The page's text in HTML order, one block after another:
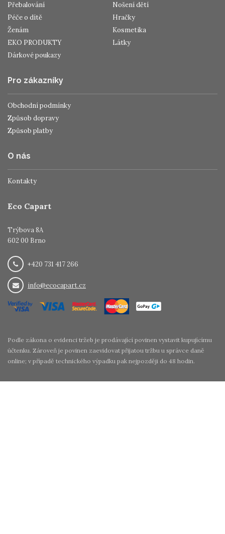
Přebalování
Nošení dětí
Péče o dítě
Hračky
Ženám
Kosmetika
EKO PRODUKTY
Látky
Dárkové poukazy
Pro zákazníky
Obchodní podmínky
Způsob dopravy
Způsob platby
O nás
Kontakty
Eco Capart
Trýbova 8A
602 00 Brno
+420 731 417 266
info@ecocapart.cz
Podle zákona o evidenci tržeb je prodávající povinen vystavit kupujícímu
účtenku. Zároveň je povinen zaevidovat přijatou tržbu u správce daně
online; v případě technického výpadku pak nejpozději do 48 hodin.